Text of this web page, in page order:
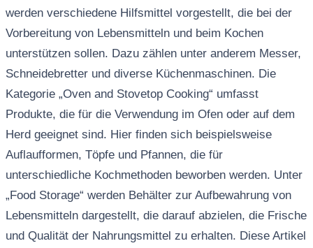
werden verschiedene Hilfsmittel vorgestellt, die bei der
Vorbereitung von Lebensmitteln und beim Kochen
unterstützen sollen. Dazu zählen unter anderem Messer,
Schneidebretter und diverse Küchenmaschinen. Die
Kategorie „Oven and Stovetop Cooking“ umfasst
Produkte, die für die Verwendung im Ofen oder auf dem
Herd geeignet sind. Hier finden sich beispielsweise
Auflaufformen, Töpfe und Pfannen, die für
unterschiedliche Kochmethoden beworben werden. Unter
„Food Storage“ werden Behälter zur Aufbewahrung von
Lebensmitteln dargestellt, die darauf abzielen, die Frische
und Qualität der Nahrungsmittel zu erhalten. Diese Artikel